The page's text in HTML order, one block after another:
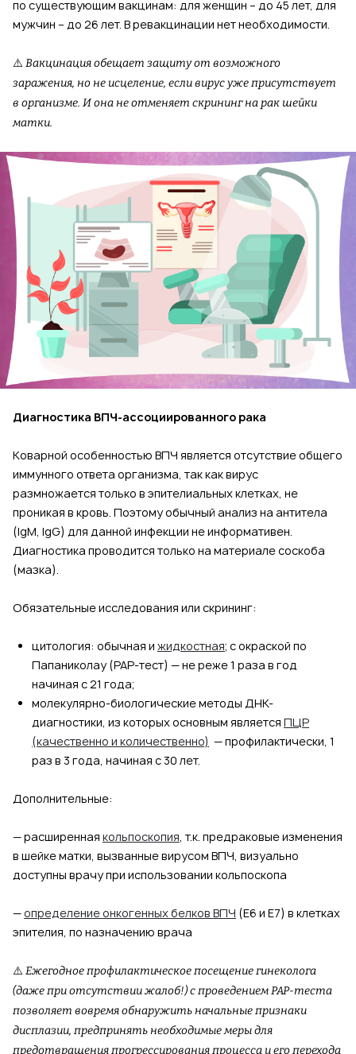
по существующим вакцинам: для женщин – до 45 лет, для
мужчин – до 26 лет. В ревакцинации нет необходимости.
⚠️ Вакцинация обещает защиту от возможного
заражения, но не исцеление, если вирус уже присутствует
в организме. И она не отменяет скрининг на рак шейки
матки.
Диагностика ВПЧ-ассоциированного рака
Коварной особенностью ВПЧ является отсутствие общего
иммунного ответа организма, так как вирус
размножается только в эпителиальных клетках, не
проникая в кровь. Поэтому обычный анализ на антитела
(IgM, IgG) для данной инфекции не информативен.
Диагностика проводится только на материале соскоба
(мазка).
Обязательные исследования или скрининг:
цитология: обычная и жидкостная; с окраской по
Папаниколау (PAP-тест) — не реже 1 раза в год
начиная с 21 года;
молекулярно-биологические методы ДНК-
диагностики, из которых основным является ПЦР
(качественно и количественно) — профилактически, 1
раз в 3 года, начиная с 30 лет.
Дополнительные:
— расширенная кольпоскопия, т.к. предраковые изменения
в шейке матки, вызванные вирусом ВПЧ, визуально
доступны врачу при использовании кольпоскопа
— определение онкогенных белков ВПЧ (Е6 и E7) в клетках
эпителия, по назначению врача
⚠️ Ежегодное профилактическое посещение гинеколога
(даже при отсутствии жалоб!) с проведением PAP-теста
позволяет вовремя обнаружить начальные признаки
дисплазии, предпринять необходимые меры для
предотвращения прогрессирования процесса и его перехода